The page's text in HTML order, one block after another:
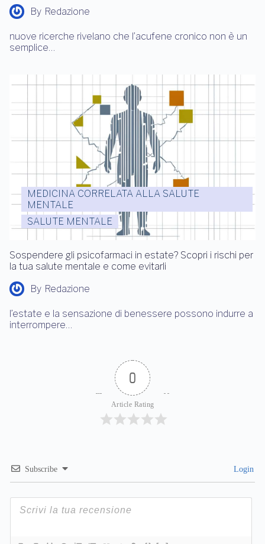
By Redazione
nuove ricerche rivelano che l’acufene cronico non è un
semplice…
MEDICINA CORRELATA ALLA SALUTE
MENTALE
SALUTE MENTALE
Sospendere gli psicofarmaci in estate? Scopri i rischi per
la tua salute mentale e come evitarli
By Redazione
l’estate e la sensazione di benessere possono indurre a
interrompere…
0
Article Rating
Subscribe Login